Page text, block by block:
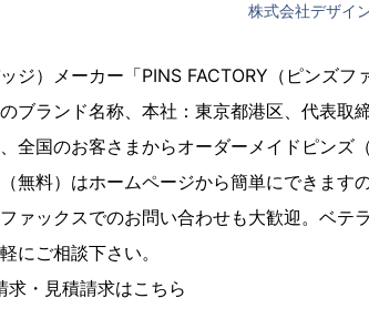
株式会社デザイ
ジ）メーカー「PINS FACTORY（ピンズフ
ブランド名称、本社：東京都港区、代表取
全国のお客さまからオーダーメイドピンズ
無料）はホームページから簡単にできます
ァックスでのお問い合わせも大歓迎。ベテ
にご相談下さい。
・見積請求はこちら